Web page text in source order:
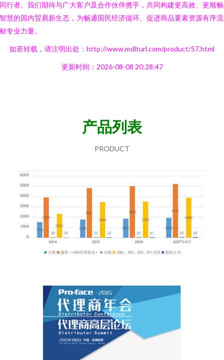
行者。我们期待与广大客户及合作伙伴携手，共同构建更高效、更顺
慧的国内贸易新生态，为畅通国民经济循环、促进商品要素资源有序
专业力量。
如若转载，请注明出处：http://www.mdlturl.com/product/57.html
更新时间：2026-08-08 20:28:47
产品列表
PRODUCT